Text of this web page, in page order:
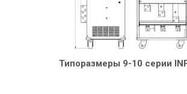
Типоразмеры 9-10 серии